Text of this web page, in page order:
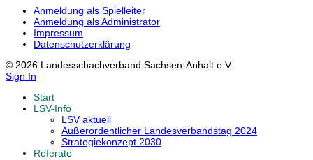
Anmeldung als Spielleiter
Anmeldung als Administrator
Impressum
Datenschutzerklärung
© 2026 Landesschachverband Sachsen-Anhalt e.V.
Sign In
Start
LSV-Info
LSV aktuell
Außerordentlicher Landesverbandstag 2024
Strategiekonzept 2030
Referate